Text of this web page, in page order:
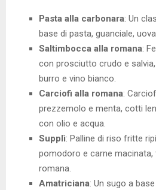
Pasta alla carbonara: Un
base di pasta, guanciale,
Saltimbocca alla romana:
con prosciutto crudo e
burro e vino bianco.
Carciofi alla romana:
prezzemolo e menta, cotti
con olio e acqua.
Supplì: Palline di riso fritte
pomodoro e carne macinata,
romana.
Amatriciana: Un sugo a